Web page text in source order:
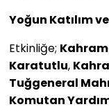
Yoğun Katılım
Etkinliğe;
Karatutlu,
Tuğgeneral
Komutan